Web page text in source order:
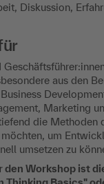
Diskussion,
aus den
Marketing
die Methoden
um
umsetzen zu
Workshop ist